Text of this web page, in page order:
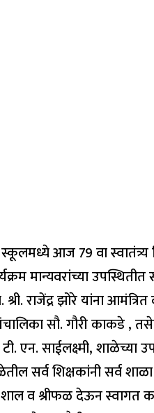
आज 79 वा
मान्यवरांच्या उपस्थितीत
राजेंद्र झोरे यांना
सौ. गौरी काकडे ,
साईलक्ष्मी, शाळेच्या
सर्व शिक्षकांनी सर्व
व श्रीफळ देऊन